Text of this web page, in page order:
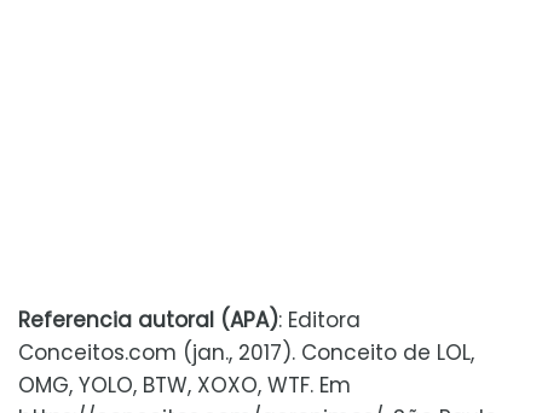
Referencia autoral (APA): Editora
Conceitos.com (jan., 2017). Conceito de LOL,
OMG, YOLO, BTW, XOXO, WTF. Em